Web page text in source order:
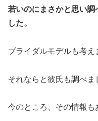
若いのにまさかと思い
した。
ブライダルモデルも考え
それならと彼氏も調べま
今のところ、その情報も